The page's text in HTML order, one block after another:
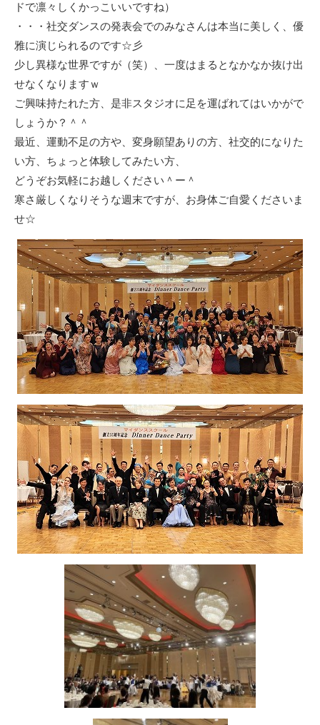
ドで凛々しくかっこいいですね）
・・・社交ダンスの発表会でのみなさんは本当に美しく、優
雅に演じられるのです☆彡
少し異様な世界ですが（笑）、一度はまるとなかなか抜け出
せなくなりますｗ
ご興味持たれた方、是非スタジオに足を運ばれてはいかがで
しょうか？＾＾
最近、運動不足の方や、変身願望ありの方、社交的になりた
い方、ちょっと体験してみたい方、
どうぞお気軽にお越しください＾ー＾
寒さ厳しくなりそうな週末ですが、お身体ご自愛くださいま
せ☆